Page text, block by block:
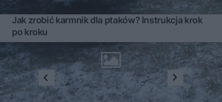
Jak zrobić karmnik dla ptaków? Instrukcja krok
po kroku
1 ... 6